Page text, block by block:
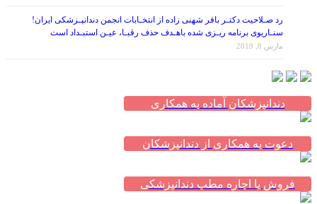
رد صـلاحیت دکتـر باقر شهنی زاده از انتخـابات انجمن دندانپـزشکی ایران!
سنـاریوی برنامه ریـزی شده باهـدف حذف رقبـا، عیـن استبـداد است
مارس 8, 2019
دندانپزشکان آماده به همکاری
دعوت به همکاری از دندانپزشکان
فروش یا اجاره مطب دندانپزشکی